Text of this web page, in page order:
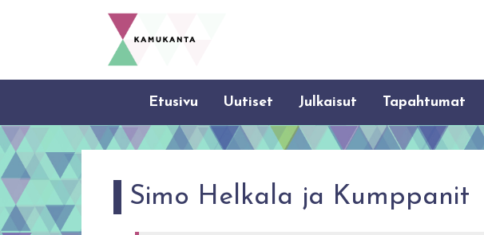
Etusivu Uutiset Julkaisut Tapahtumat
Simo Helkala ja Kumppanit